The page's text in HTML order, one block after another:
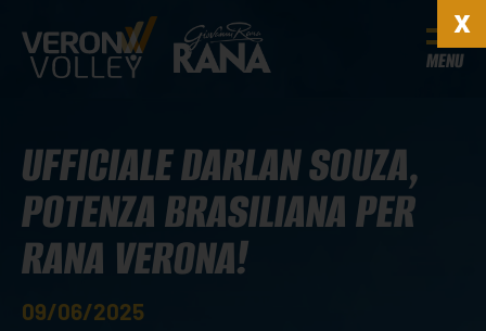
MENU
UFFICIALE DARLAN SOUZA,
POTENZA BRASILIANA PER
RANA VERONA!
09/06/2025